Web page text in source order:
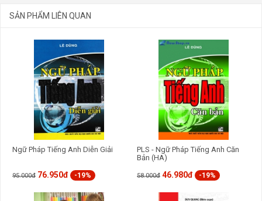
SẢN PHẨM LIÊN QUAN
Ngữ Pháp Tiếng Anh Diễn Giải
95.000đ 76.950đ -19%
PLS - Ngữ Pháp Tiếng Anh Căn
Bản (HA)
58.000đ 46.980đ -19%